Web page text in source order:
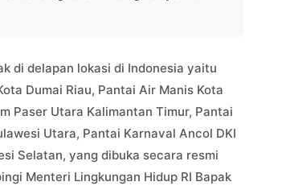
di delapan lokasi di Indonesia yaitu
Dumai Riau, Pantai Air Manis Kota
Paser Utara Kalimantan Timur, Pantai
Utara, Pantai Karnaval Ancol DKI
Selatan, yang dibuka secara resmi
Menteri Lingkungan Hidup RI Bapak